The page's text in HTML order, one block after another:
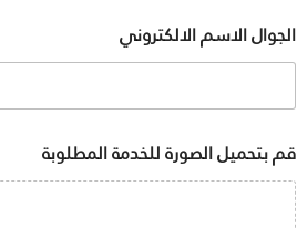
الجوال الاسم الالكتروني
قم بتحميل الصورة للخدمة المطلوبة